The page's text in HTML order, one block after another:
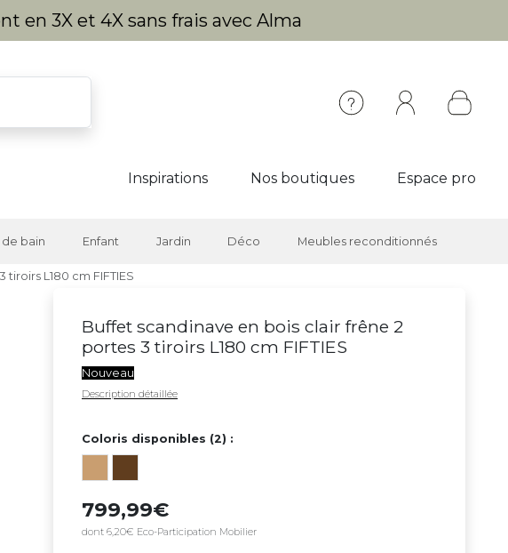
en 3X et 4X sans frais avec Alma
Inspirations Nos boutiques Espace pro
de bain Enfant Jardin Déco Meubles reconditionnés
L180 cm FIFTIES
Buffet scandinave en bois clair frêne 2
portes 3 tiroirs L180 cm FIFTIES
Nouveau
Description détaillée
Coloris disponibles (2) :
799,99
dont 6,20€ Eco-Participation Mobilier